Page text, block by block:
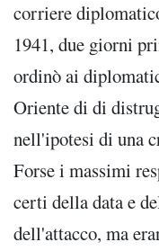
corriere
1941, due giorni
ordinò ai
Oriente di di
nell'ipotesi di una
Forse i massimi
certi della data e
dell'attacco, ma